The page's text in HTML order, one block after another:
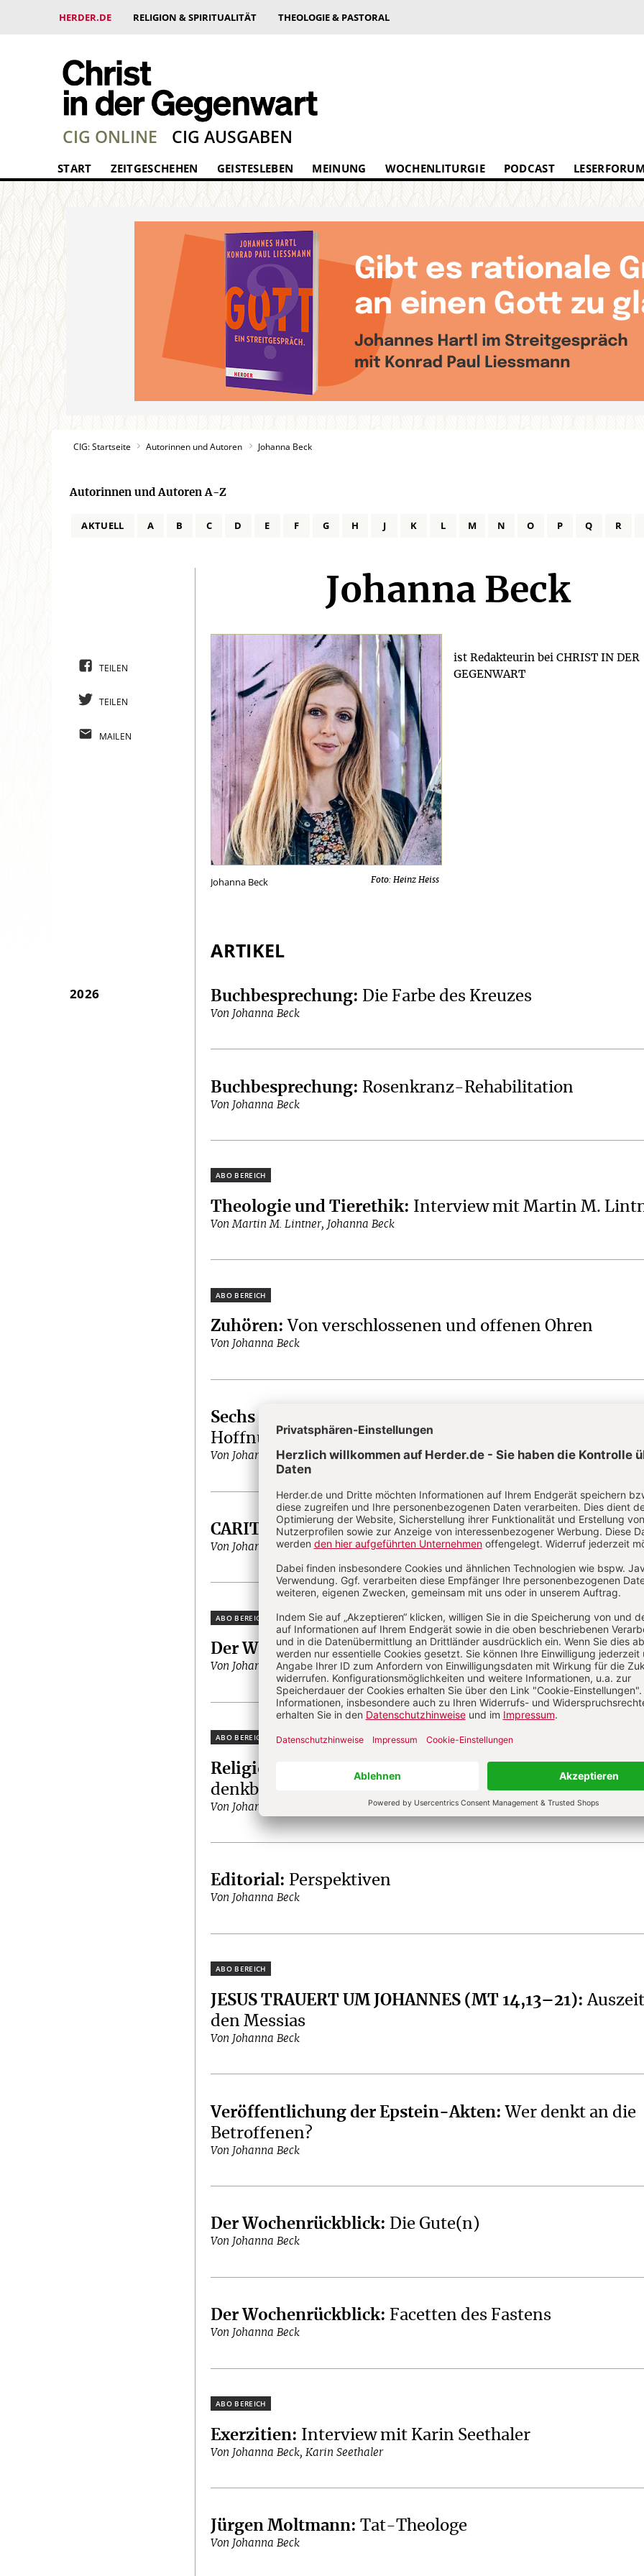
HERDER.DE RELIGION & SPIRITUALITÄT THEOLOGIE & PASTORAL
CIG ONLINE CIG AUSGABEN
START ZEITGESCHEHEN GEISTESLEBEN MEINUNG WOCHENLITURGIE PODCAST
CIG: Startseite Autorinnen und Autoren Johanna Beck
Autorinnen und Autoren A-Z
AKTUELL A B C D E F G H J K L M N O P Q R
Johanna Beck
Johanna Beck Foto: Heinz Heiss
ist Redakteurin bei CHRIST IN DER
GEGENWART
TEILEN
TEILEN
MAILEN
ARTIKEL
2026 Buchbesprechung: Die Farbe des Kreuzes
Von Johanna Beck
Buchbesprechung: Rosenkranz-Rehabilitation
Von Johanna Beck
Plus
Theologie und Tierethik: Interview mit Martin M.
Von Martin M. Lintner, Johanna Beck
Plus
Zuhören: Von verschlossenen und offenen Ohren
Von Johanna Beck
Sechs Stunden in der Notaufnahme
Hoffnungsschub
Von Johanna Beck
CARITASPRÄSIDENTIN:Spitzenfrau
Von Johanna Beck
Plus
Der Wochenrückblick:Alpha & Omega
Von Johanna Beck
Plus
Religionsgeschichte :
„Plötzlich war eine Veränderung
denkbar“
Von Johanna Beck, Gabriel Zuchtriegel
Editorial: Perspektiven
Von Johanna Beck
Plus
JESUS TRAUERT UM JOHANNES (MT 14,13–21):
den Messias
Von Johanna Beck
Veröffentlichung der Epstein-Akten:Wer denkt an die
Betroffenen?
Von Johanna Beck
Der Wochenrückblick: Die Gute(n)
Von Johanna Beck
Der Wochenrückblick: Facetten des Fastens
Von Johanna Beck
Plus
Exerzitien: Interview mit Karin Seethaler
Von Johanna Beck, Karin Seethaler
Jürgen Moltmann:Tat-Theologe
Von Johanna Beck